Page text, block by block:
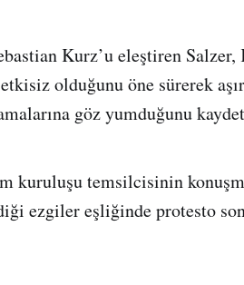
Kurz’u eleştiren
olduğunu öne sürerek
göz yumduğunu
kuruluşu temsilcisinin
ezgiler eşliğinde protesto